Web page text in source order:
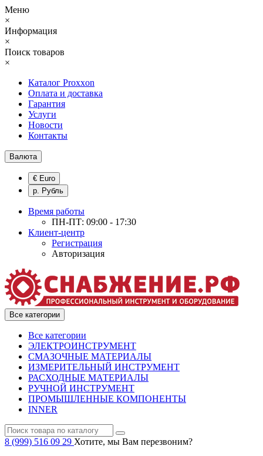
Меню
×
Информация
×
Поиск товаров
×
Каталог Proxxon
Оплата и доставка
Гарантия
Услуги
Новости
Контакты
Валюта
€ Euro
р. Рубль
Время работы
ПН-ПТ: 09:00 - 17:30
Клиент-центр
Регистрация
Авторизация
Все категории
Все категории
ЭЛЕКТРОИНСТРУМЕНТ
СМАЗОЧНЫЕ МАТЕРИАЛЫ
ИЗМЕРИТЕЛЬНЫЙ ИНСТРУМЕНТ
РАСХОДНЫЕ МАТЕРИАЛЫ
РУЧНОЙ ИНСТРУМЕНТ
ПРОМЫШЛЕННЫЕ КОМПОНЕНТЫ
INNER
8 (999) 516 09 29 Хотите, мы Вам перезвоним?